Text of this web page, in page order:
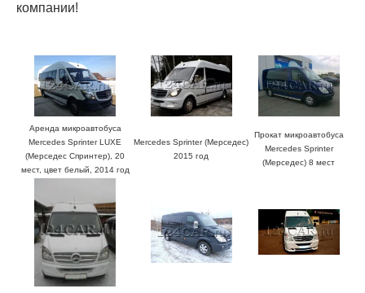
компании!
Аренда микроавтобуса
Mercedes Sprinter LUXE
(Мерседес Спринтер), 20
мест, цвет белый, 2014 год
Mercedes Sprinter (Мерседес)
2015 год
Прокат микроавтобуса
Mercedes Sprinter
(Мерседес) 8 мест